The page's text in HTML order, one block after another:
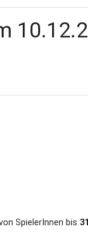
SpielerInnen bis